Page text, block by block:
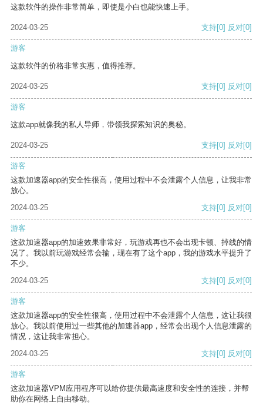
这款软件的操作非常简单，即使是小白也能快速上手。
2024-03-25 支持[0] 反对[0]
游客
这款软件的价格非常实惠，值得推荐。
2024-03-25 支持[0] 反对[0]
游客
这款app就像我的私人导师，带领我探索知识的奥秘。
2024-03-25 支持[0] 反对[0]
游客
这款加速器app的安全性很高，使用过程中不会泄露个人信息，让我非常
放心。
2024-03-25
支持[0] 反对[0]
游客
这款加速器app的加速效果非常好，玩游戏再也不会出现卡顿、掉线的情
况了。我以前玩游戏经常会输，现在有了这个app，我的游戏水平提升了
不少。
2024-03-25
支持[0] 反对[0]
游客
这款加速器app的安全性很高，使用过程中不会泄露个人信息，这让我很
放心。我以前使用过一些其他的加速器app，经常会出现个人信息泄露的
情况，这让我非常担心。
2024-03-25
支持[0] 反对[0]
游客
这款加速器VPM应用程序可以给你提供最高速度和安全性的连接，并帮
助你在网络上自由移动。